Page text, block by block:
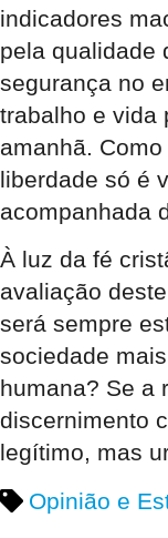
indicadores
pela qualidade
segurança no
trabalho e vida
amanhã.
liberdade só é
acompanhada
À luz da fé
avaliação
será sempre
sociedade
humana? Se a
discernimento
legítimo, mas
Opinião e